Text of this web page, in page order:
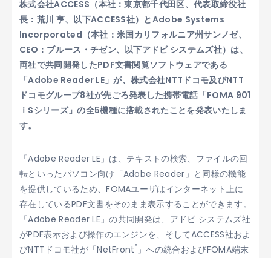
株式会社ACCESS（本社：東京都千代田区、代表取締役社
長：荒川 亨、以下ACCESS社）とAdobe Systems
Incorporated（本社：米国カリフォルニア州サンノゼ、
CEO：ブルース・チゼン、以下アドビ システムズ社）は、
両社で共同開発したPDF文書閲覧ソフトウェアである
「Adobe Reader LE」が、株式会社NTTドコモ及びNTT
ドコモグループ8社が先ごろ発表した携帯電話「FOMA 901
ｉSシリーズ」の全5機種に搭載されたことを発表いたしま
す。
「Adobe Reader LE」は、テキストの検索、ファイルの回
転といったパソコン向け「Adobe Reader」と同様の機能
を提供しているため、FOMAユーザはインターネット上に
存在しているPDF文書をそのまま表示することができます。
「Adobe Reader LE」の共同開発は、アドビ システムズ社
がPDF表示および操作のエンジンを、そしてACCESS社およ
びNTTドコモ社が「NetFront®」への統合およびFOMA端末